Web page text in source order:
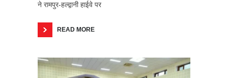
ने रामपुर-हल्द्वानी हाईवे पर
READ MORE